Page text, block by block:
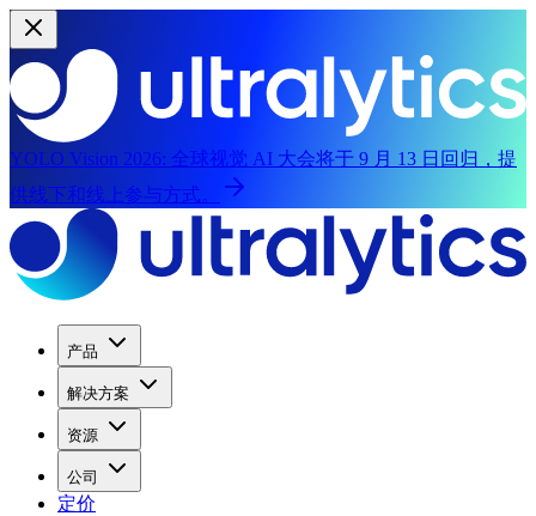
YOLO Vision 2026: 全球视觉 AI 大会将于 9 月 13 日回归，提
供线下和线上参与方式。
产品
解决方案
资源
公司
定价